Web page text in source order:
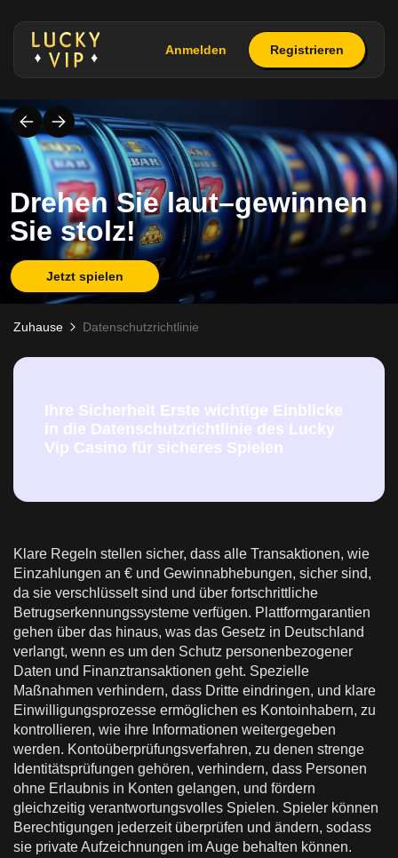
Anmelden Registrieren
Drehen Sie laut–gewinnen
Sie stolz!
Jetzt spielen
Zuhause Datenschutzrichtlinie
Ihre Sicherheit Erste wichtige Einblicke
in die Datenschutzrichtlinie des Lucky
Vip Casino für sicheres Spielen
Klare Regeln stellen sicher, dass alle Transaktionen, wie
Einzahlungen an € und Gewinnabhebungen, sicher sind,
da sie verschlüsselt sind und über fortschrittliche
Betrugserkennungssysteme verfügen. Plattformgarantien
gehen über das hinaus, was das Gesetz in Deutschland
verlangt, wenn es um den Schutz personenbezogener
Daten und Finanztransaktionen geht. Spezielle
Maßnahmen verhindern, dass Dritte eindringen, und klare
Einwilligungsprozesse ermöglichen es Kontoinhabern, zu
kontrollieren, wie ihre Informationen weitergegeben
werden. Kontoüberprüfungsverfahren, zu denen strenge
Identitätsprüfungen gehören, verhindern, dass Personen
ohne Erlaubnis in Konten gelangen, und fördern
gleichzeitig verantwortungsvolles Spielen. Spieler können
Berechtigungen jederzeit überprüfen und ändern, sodass
sie private Aufzeichnungen im Auge behalten können.